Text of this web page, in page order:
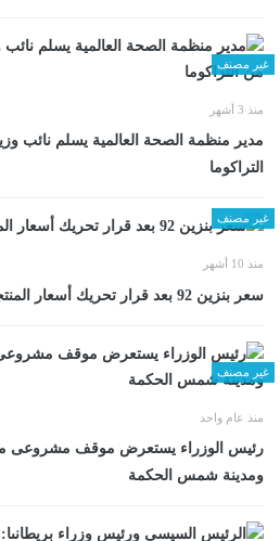
غير مصنف
منذ 3 أشهر
مدير منظمة الصحة العالمية يسلم نائب
التراكوما
غير مصنف
منذ 10 أشهر
سعر بنزين 92 بعد قرار تحريك أسعار المنتجات البترولية
غير مصنف
منذ عام واحد
رئيس الوزراء يستعرض موقف مشروعى
ومدينة شمس الحكمة